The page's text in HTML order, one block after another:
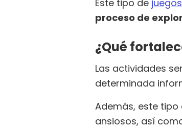
Este tipo de juegos
proceso de
¿Qué
Las actividades
determinada
Además, este
ansiosos, así